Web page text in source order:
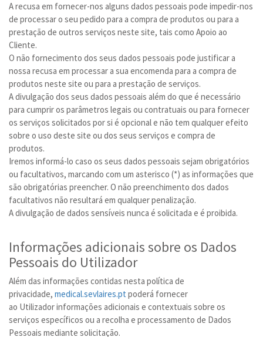
A recusa em fornecer-nos alguns dados pessoais pode impedir-nos
de processar o seu pedido para a compra de produtos ou para a
prestação de outros serviços neste site, tais como Apoio ao
Cliente.
O não fornecimento dos seus dados pessoais pode justificar a
nossa recusa em processar a sua encomenda para a compra de
produtos neste site ou para a prestação de serviços.
A divulgação dos seus dados pessoais além do que é necessário
para cumprir os parâmetros legais ou contratuais ou para fornecer
os serviços solicitados por si é opcional e não tem qualquer efeito
sobre o uso deste site ou dos seus serviços e compra de
produtos.
Iremos informá-lo caso os seus dados pessoais sejam obrigatórios
ou facultativos, marcando com um asterisco (*) as informações que
são obrigatórias preencher. O não preenchimento dos dados
facultativos não resultará em qualquer penalização.
A divulgação de dados sensíveis nunca é solicitada e é proibida.
Informações adicionais sobre os Dados
Pessoais do Utilizador
Além das informações contidas nesta política de
privacidade, medical.sevlaires.pt poderá fornecer
ao Utilizador informações adicionais e contextuais sobre os
serviços específicos ou a recolha e processamento de Dados
Pessoais mediante solicitação.